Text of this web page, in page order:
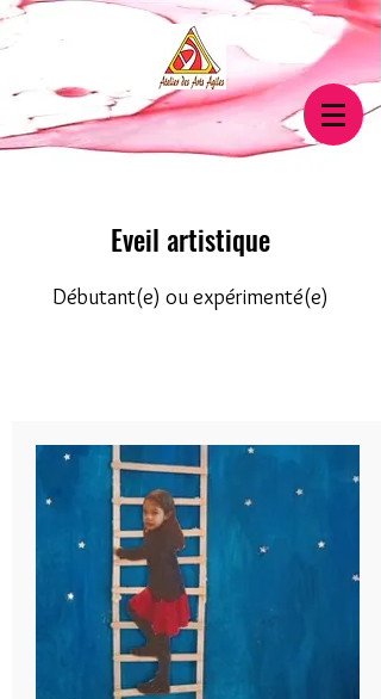
Eveil artistique
Débutant(e) ou expérimenté(e)